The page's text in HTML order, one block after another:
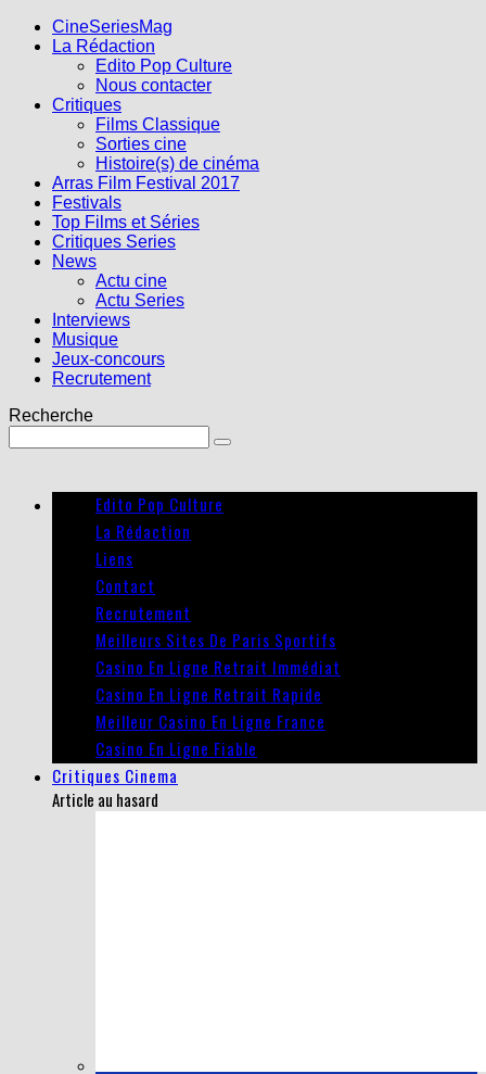
CineSeriesMag
La Rédaction
Edito Pop Culture
Nous contacter
Critiques
Films Classique
Sorties cine
Histoire(s) de cinéma
Arras Film Festival 2017
Festivals
Top Films et Séries
Critiques Series
News
Actu cine
Actu Series
Interviews
Musique
Jeux-concours
Recrutement
Recherche
Edito Pop Culture
La Rédaction
Liens
Contact
Recrutement
Meilleurs Sites De Paris Sportifs
Casino En Ligne Retrait Immédiat
Casino En Ligne Retrait Rapide
Meilleur Casino En Ligne France
Casino En Ligne Fiable
Critiques Cinema
Article au hasard